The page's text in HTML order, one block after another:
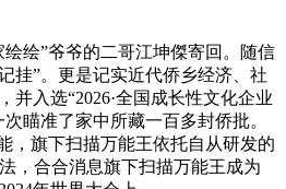
绘”爷爷的二哥江坤傑寄回。随信
挂”。更是记实近代侨乡经济、社
并入选“2026·全国成长性文化企业
瞄准了家中所藏一百多封侨批。
，旗下扫描万能王依托自从研发的
，合合消息旗下扫描万能王成为